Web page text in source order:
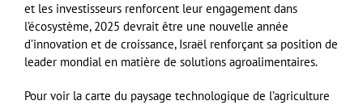
et les investisseurs renforcent leur engagement dans
l’écosystème, 2025 devrait être une nouvelle année
d’innovation et de croissance, Israël renforçant sa position de
leader mondial en matière de solutions agroalimentaires.
Pour voir la carte du paysage technologique de l’agriculture